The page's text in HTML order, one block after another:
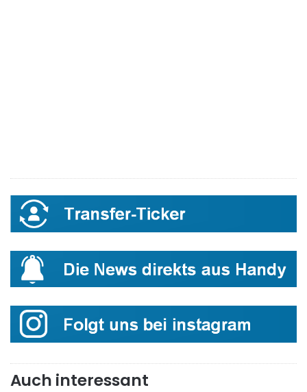
Auch interessant